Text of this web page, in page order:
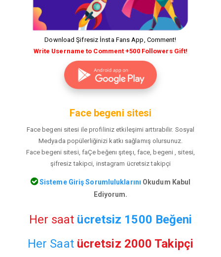
Download Şifresiz İnsta Fans App, Comment!
Write Username to Comment +500 Followers Gift!
Face begeni sitesi
Face begeni sitesi ile profiliniz etkileşimi arttırabilir. Sosyal
Medyada popülerliğinizi katkı sağlamış olursunuz.
Face begeni sitesi, faÇe beğenı şıteşı, face, begeni , sitesi,
şifresiz takipci, instagram ücretsiz takipçi
Sisteme Giriş Sorumluluklarını Okudum Kabul
Ediyorum.
Her saat ücretsiz 1500 Beğeni
Her Saat ücretsiz 2000 Takipçi